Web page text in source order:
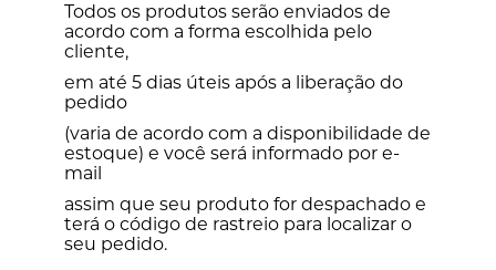
Todos os produtos serão enviados de
acordo com a forma escolhida pelo
cliente,
em até 5 dias úteis após a liberação do
pedido
(varia de acordo com a disponibilidade de
estoque) e você será informado por e-
mail
assim que seu produto for despachado e
terá o código de rastreio para localizar o
seu pedido.